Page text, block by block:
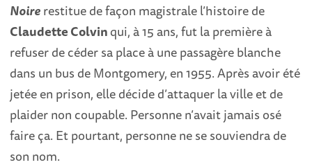
Noirerestitue de façon magistrale l’histoire de
Claudette Colvinqui, à 15 ans, fut la première à
refuser de céder sa place à une passagère blanche
dans un bus de Montgomery, en 1955. Après avoir été
jetée en prison, elle décide d’attaquer la ville et de
plaider non coupable. Personne n’avait jamais osé
faire ça. Et pourtant, personne ne se souviendra de
son nom.